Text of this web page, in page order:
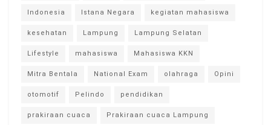
Indonesia Istana Negara kegiatan mahasiswa
kesehatan Lampung Lampung Selatan
Lifestyle mahasiswa Mahasiswa KKN
Mitra Bentala National Exam olahraga Opini
otomotif Pelindo pendidikan
prakiraan cuaca Prakiraan cuaca Lampung